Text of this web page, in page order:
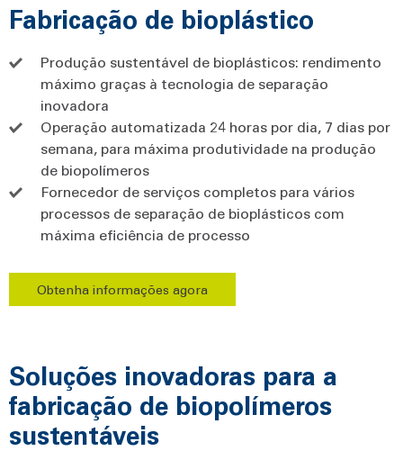
Fabricação de bioplástico
Produção sustentável de bioplásticos: rendimento
máximo graças à tecnologia de separação
inovadora
Operação automatizada 24 horas por dia, 7 dias por
semana, para máxima produtividade na produção
de biopolímeros
Fornecedor de serviços completos para vários
processos de separação de bioplásticos com
máxima eficiência de processo
Obtenha informações agora
Soluções inovadoras para a
fabricação de biopolímeros
sustentáveis